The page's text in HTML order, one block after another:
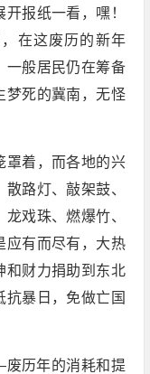
报纸一看，嘿！
在这废历的新年
一般居民仍在筹备
梦死的冀南，无怪
罩着，而各地的兴
路灯、敲架鼓、
戏珠、燃爆竹、
应有而尽有，大热
和财力捐助到东北
抗暴日，免做亡国
历年的消耗和提